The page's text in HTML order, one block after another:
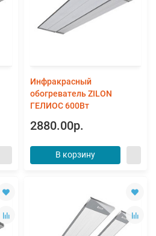
Инфракрасный
обогреватель ZILON
ГЕЛИОС 600Вт
2880.00р.
В корзину